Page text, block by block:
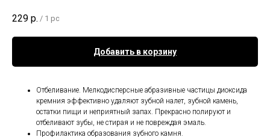
229 р. / 1 pc
Добавить в корзину
Отбеливание. Мелкодисперсные абразивные частицы диоксида
кремния эффективно удаляют зубной налет, зубной камень,
остатки пищи и неприятный запах. Прекрасно полируют и
отбеливают зубы, не стирая и не повреждая эмаль.
Профилактика образования зубного камня.